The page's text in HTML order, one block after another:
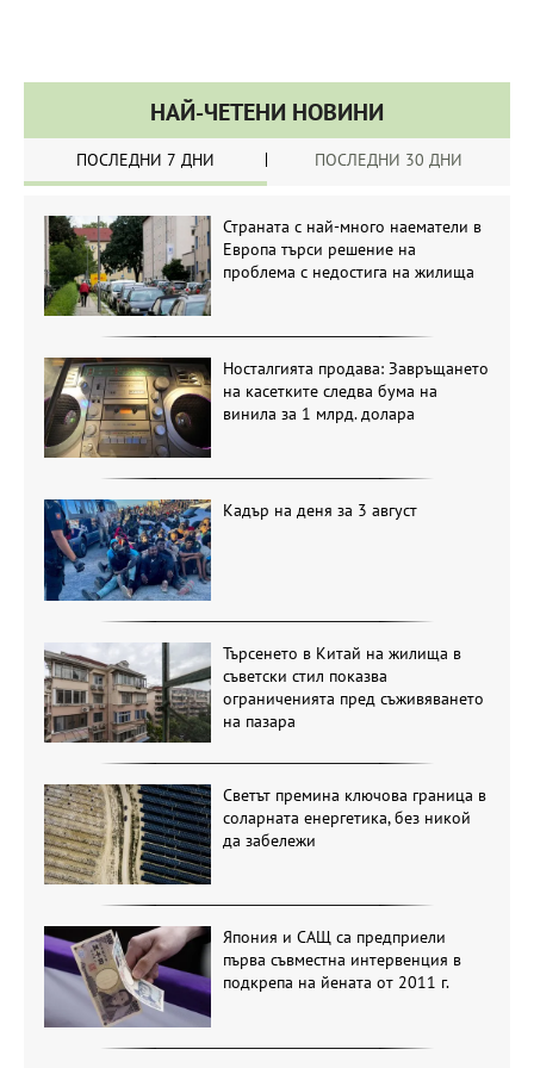
НАЙ-ЧЕТЕНИ НОВИНИ
ПОСЛЕДНИ 7 ДНИ ПОСЛЕДНИ 30 ДНИ
Страната с най-много наематели в
Европа търси решение на
проблема с недостига на жилища
Носталгията продава: Завръщането
на касетките следва бума на
винила за 1 млрд. долара
Кадър на деня за 3 август
Търсенето в Китай на жилища в
съветски стил показва
ограниченията пред съживяването
на пазара
Светът премина ключова граница в
соларната енергетика, без никой
да забележи
Япония и САЩ са предприели
първа съвместна интервенция в
подкрепа на йената от 2011 г.